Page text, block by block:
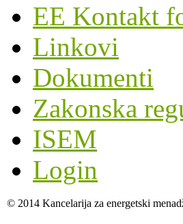
EE Kontakt
Linkovi
Dokumenti
Zakonska
ISEM
Login
© 2014 Kancelarija za energetski